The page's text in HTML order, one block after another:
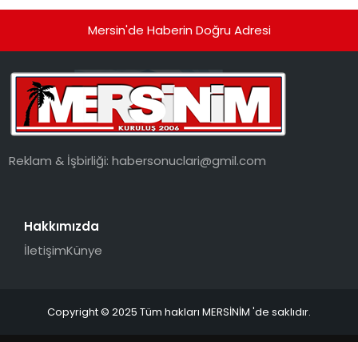
Mersin'de Haberin Doğru Adresi
Reklam & İşbirliği:habersonuclari@gmil.com
Hakkımızda
İletişimKünye
Copyright © 2025 Tüm hakları MERSİNİM 'de saklıdır.